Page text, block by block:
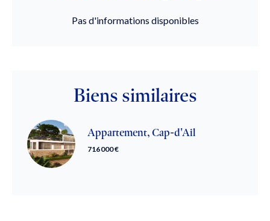
Pas d'informations disponibles
Biens similaires
Appartement, Cap-d'Ail
716 000 €